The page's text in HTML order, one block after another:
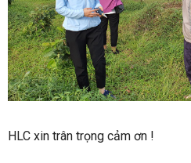
HLC xin trân trọng cảm ơn !